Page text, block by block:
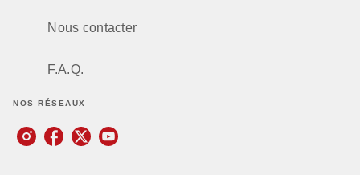
Nous contacter
F.A.Q.
NOS RÉSEAUX